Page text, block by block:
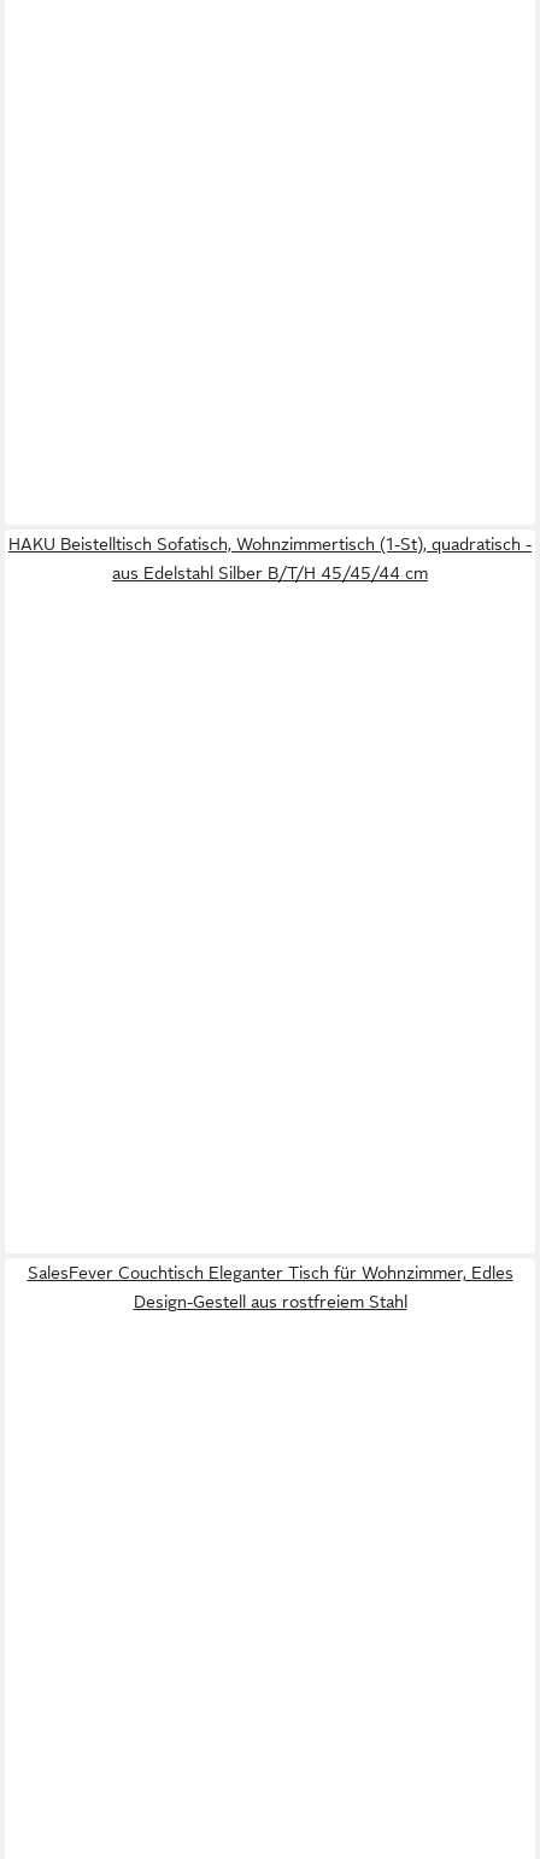
HAKU Beistelltisch Sofatisch, Wohnzimmertisch (1-St), quadratisch -
aus Edelstahl Silber B/T/H 45/45/44 cm
SalesFever Couchtisch Eleganter Tisch für Wohnzimmer, Edles
Design-Gestell aus rostfreiem Stahl